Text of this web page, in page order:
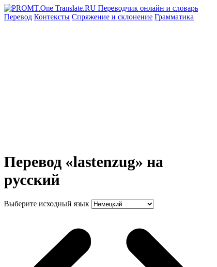
Перевод Контексты Спряжение и склонение Грамматика
Перевод «lastenzug» на
русский
Выберите исходный язык